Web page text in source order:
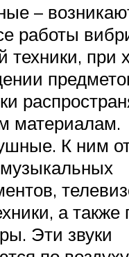
–
работы
техники, при
материалам.
К ним
а также
Эти звуки